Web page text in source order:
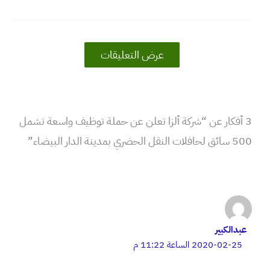
عرض التعليقات
3 أفكار عن “شركة ألزا تعلن عن حملة توظيف واسعة تشمل
500 سائق لحافلات النقل الحضري بمدينة الدار البيضاء”
عبدالكبير
2020-02-25 الساعة 11:22 م